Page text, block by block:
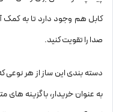
کابل هم وجود دارد تا به کمک
صدا را تقویت کنید.
دسته بندی این ساز از هر نوعی
به عنوان خریدار، با گزینه